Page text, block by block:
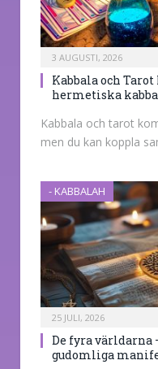
3 AUGUSTI, 2026
Kabbala och
hermetiska
Kabbala och tarot
men du kan koppla
- KABBALAH
25 JULI, 2026
De fyra världarna
gudomliga